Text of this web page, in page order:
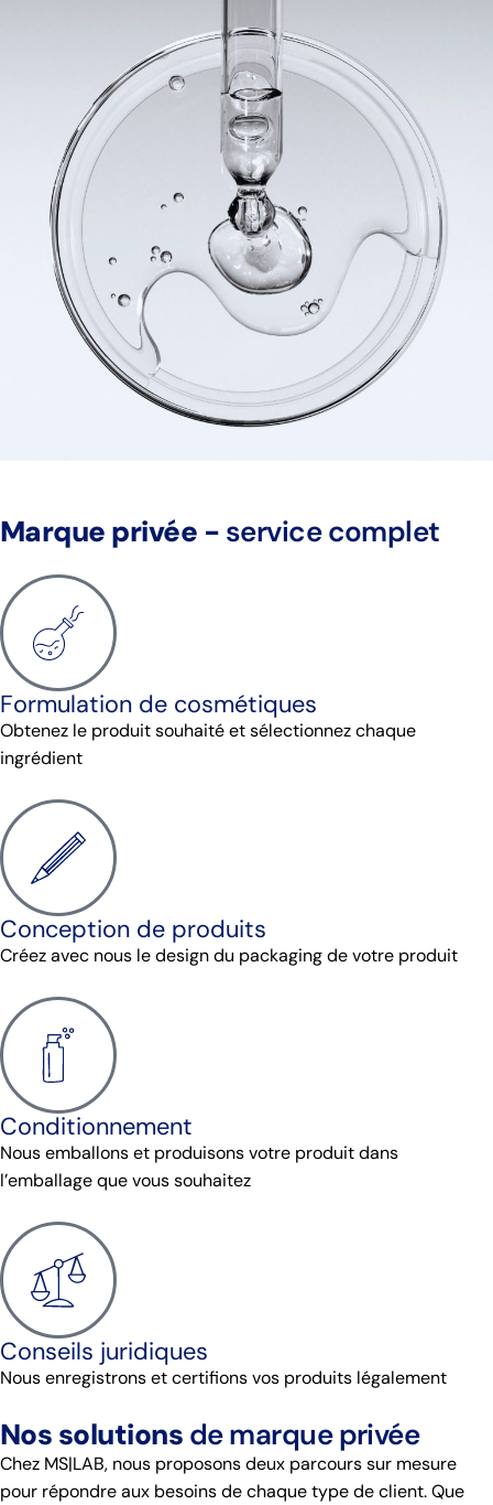
Marque privée - service complet
Formulation de cosmétiques
Obtenez le produit souhaité et sélectionnez chaque
ingrédient
Conception de produits
Créez avec nous le design du packaging de votre produit
Conditionnement
Nous emballons et produisons votre produit dans
l’emballage que vous souhaitez
Conseils juridiques
Nous enregistrons et certifions vos produits légalement
Nos solutions de marque privée
Chez MS|LAB, nous proposons deux parcours sur mesure
pour répondre aux besoins de chaque type de client. Que